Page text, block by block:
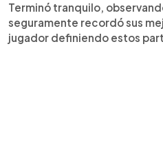
Terminó tranquilo,
seguramente recordó sus
jugador definiendo estos